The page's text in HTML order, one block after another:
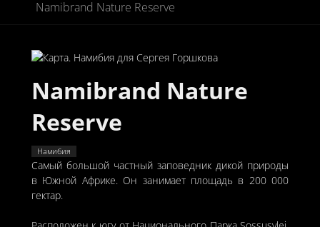
Namibrand Nature Reserve
Namibrand Nature
Reserve
Намибия
Самый большой частный заповедник дикой природы
в Южной Африке. Он занимает площадь в 200 000
гектар.